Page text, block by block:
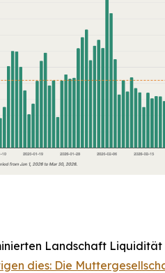
Landschaft
dies: Die